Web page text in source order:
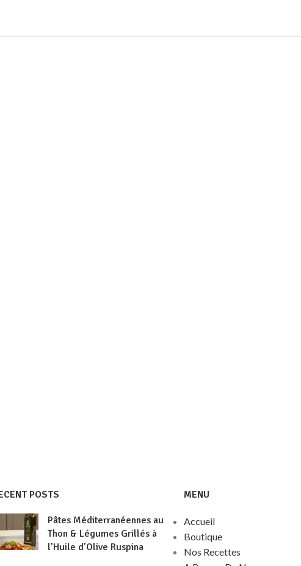
POSTS
Pâtes Méditerranéennes au
Thon & Légumes Grillés à
l’Huile d’Olive Ruspina
MENU
Accueil
Boutique
Nos Recettes